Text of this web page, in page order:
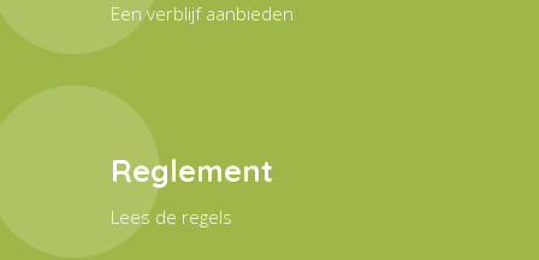
Een verblijf aanbieden
Reglement
Lees de regels